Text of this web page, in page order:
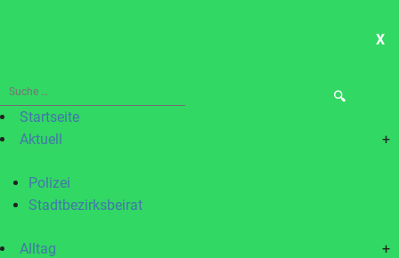
X
Suche
nach:Startseite
Aktuell
+
Polizei
Stadtbezirksbeirat
Alltag +